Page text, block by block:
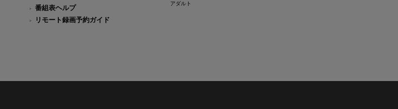
番組表ヘルプ
リモート録画予約ガイド
アダルト